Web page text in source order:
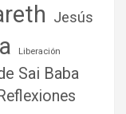
Jesús
Liberación
Sai Baba